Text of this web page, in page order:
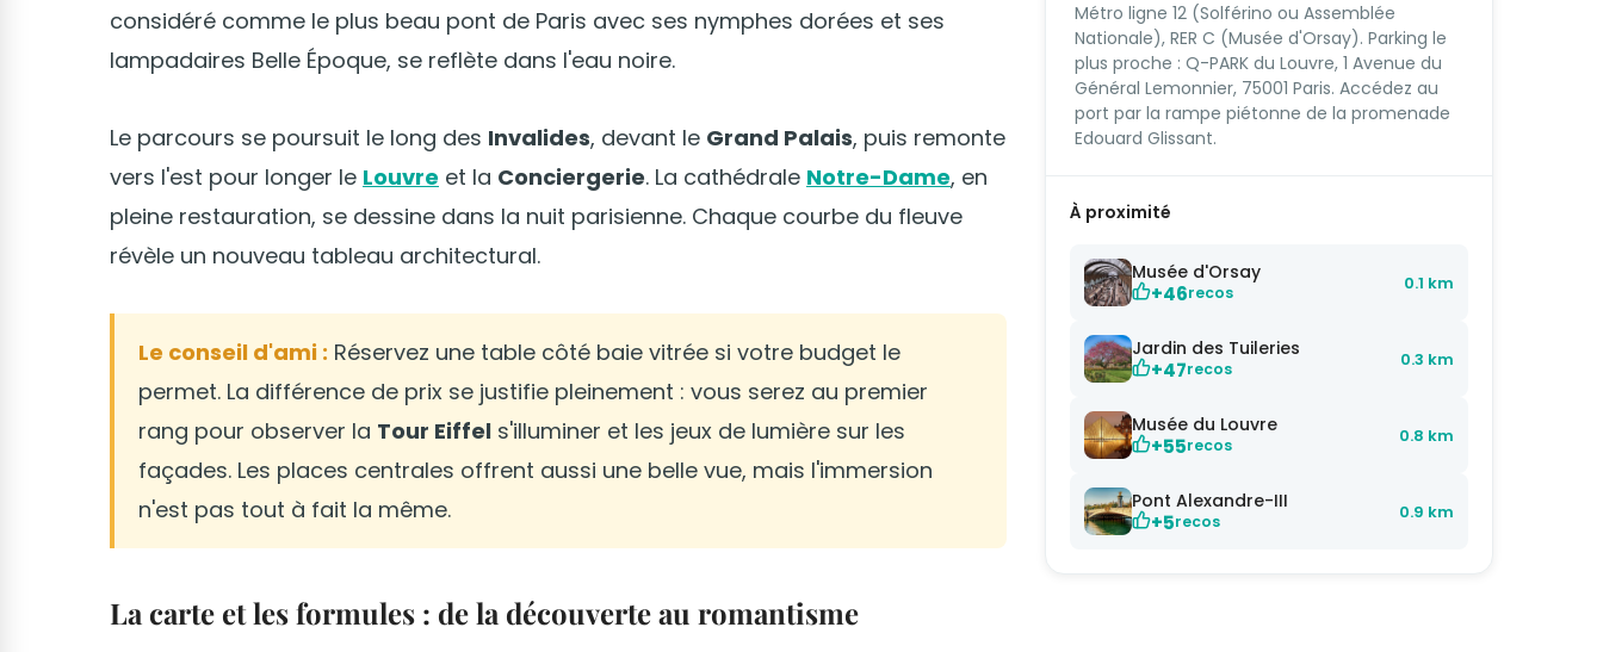
considéré comme le plus beau pont de Paris avec ses nymphes dorées et ses
lampadaires Belle Époque, se reflète dans l'eau noire.
Le parcours se poursuit le long des Invalides, devant le Grand Palais, puis remonte
vers l'est pour longer le Louvre et la Conciergerie. La cathédrale Notre-Dame, en
pleine restauration, se dessine dans la nuit parisienne. Chaque courbe du fleuve
révèle un nouveau tableau architectural.
Le conseil d'ami : Réservez une table côté baie vitrée si votre budget le
permet. La différence de prix se justifie pleinement : vous serez au premier
rang pour observer la Tour Eiffel s'illuminer et les jeux de lumière sur les
façades. Les places centrales offrent aussi une belle vue, mais l'immersion
n'est pas tout à fait la même.
La carte et les formules : de la découverte au romantisme
Métro ligne 12 (Solférino ou Assemblée
Nationale), RER C (Musée d'Orsay). Parking le
plus proche : Q-PARK du Louvre, 1 Avenue du
Général Lemonnier, 75001 Paris. Accédez au
port par la rampe piétonne de la promenade
Edouard Glissant.
À proximité
Musée d'Orsay
+46recos 0.1 km
Jardin des Tuileries
+47recos 0.3 km
Musée du Louvre
+55recos 0.8 km
Pont Alexandre-III
+5recos 0.9 km